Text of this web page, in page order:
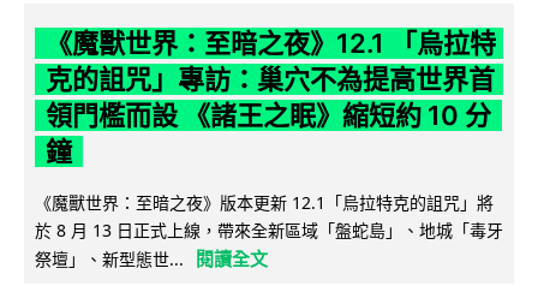
《魔獸世界：至暗之夜》12.1 「烏拉特
克的詛咒」專訪：巢穴不為提高世界首
領門檻而設 《諸王之眠》縮短約 10 分
鐘
《魔獸世界：至暗之夜》版本更新 12.1「烏拉特克的詛咒」將
於 8 月 13 日正式上線，帶來全新區域「盤蛇島」、地城「毒牙
祭壇」、新型態世...
閱讀全文